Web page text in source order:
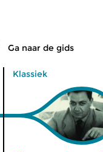
Ga naar de gids
Klassiek